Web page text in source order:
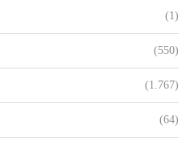
(1)
(550)
(1.767)
(64)